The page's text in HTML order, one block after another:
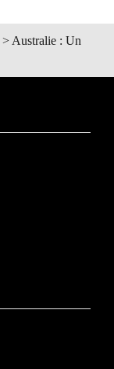
> Australie : Un